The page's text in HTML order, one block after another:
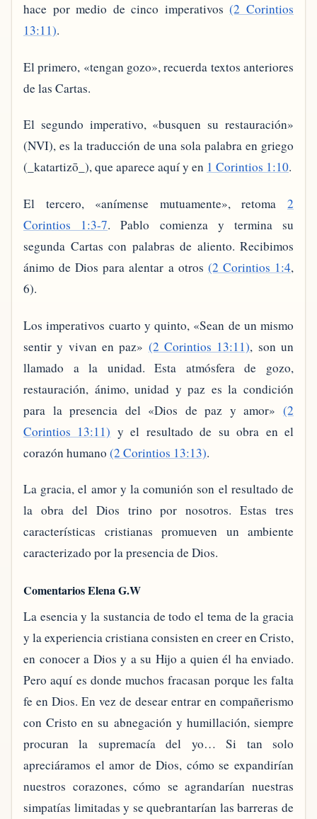
hace por medio de cinco imperativos(2 Corintios
13:11).
El primero, «tengan gozo», recuerda textos anteriores
de las Cartas.
El segundo imperativo, «busquen su restauración»
(NVI), es la traducción de una sola palabra en griego
(_katartizō_), que aparece aquí y en 1 Corintios 1:10.
El tercero, «anímense mutuamente», retoma 2
Corintios 1:3-7. Pablo comienza y termina su
segunda Cartas con palabras de aliento. Recibimos
ánimo de Dios para alentar a otros (2 Corintios 1:4,
6).
Los imperativos cuarto y quinto, «Sean de un mismo
sentir y vivan en paz» (2 Corintios 13:11), son un
llamado a la unidad. Esta atmósfera de gozo,
restauración, ánimo, unidad y paz es la condición
para la presencia del «Dios de paz y amor» (2
Corintios 13:11) y el resultado de su obra en el
corazón humano (2 Corintios 13:13).
La gracia, el amor y la comunión son el resultado de
la obra del Dios trino por nosotros. Estas tres
características cristianas promueven un ambiente
caracterizado por la presencia de Dios.
Comentarios Elena G.W
La esencia y la sustancia de todo el tema de la gracia
y la experiencia cristiana consisten en creer en Cristo,
en conocer a Dios y a su Hijo a quien él ha enviado.
Pero aquí es donde muchos fracasan porque les falta
fe en Dios. En vez de desear entrar en compañerismo
con Cristo en su abnegación y humillación, siempre
procuran la supremacía del yo… Si tan solo
apreciáramos el amor de Dios, cómo se expandirían
nuestros corazones, cómo se agrandarían nuestras
simpatías limitadas y se quebrantarían las barreras de